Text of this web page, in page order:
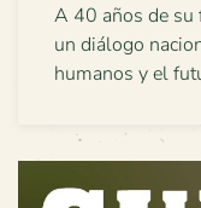
A 40 años de su
un diálogo
humanos y el